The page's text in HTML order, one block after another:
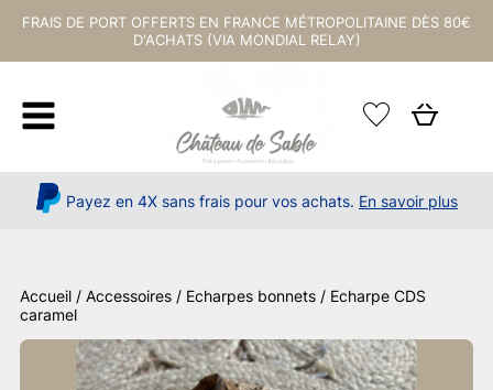
FRAIS DE PORT OFFERTS EN FRANCE MÉTROPOLITAINE DÈS 80€
D'ACHATS (VIA MONDIAL RELAY)
Payez en 4X sans frais pour vos achats. En savoir plus
Accueil / Accessoires / Echarpes bonnets / Echarpe CDS
caramel